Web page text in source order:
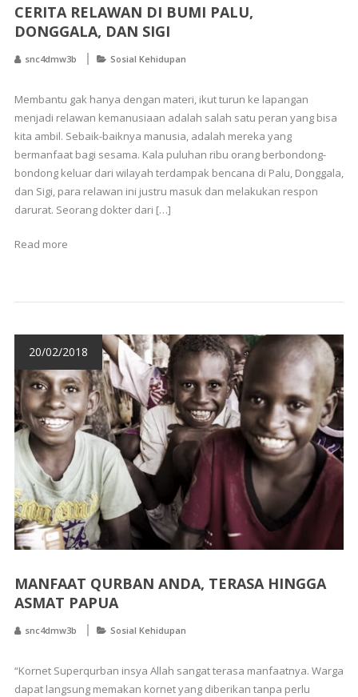
CERITA RELAWAN DI BUMI PALU,
DONGGALA, DAN SIGI
snc4dmw3b Sosial Kehidupan
Membantu gak hanya dengan materi, ikut turun ke lapangan
menjadi relawan kemanusiaan adalah salah satu peran yang bisa
kita ambil. Sebaik-baiknya manusia, adalah mereka yang
bermanfaat bagi sesama. Kala puluhan ribu orang berbondong-
bondong keluar dari wilayah terdampak bencana di Palu, Donggala,
dan Sigi, para relawan ini justru masuk dan melakukan respon
darurat. Seorang dokter dari […]
Read more
20/02/2018
MANFAAT QURBAN ANDA, TERASA HINGGA
ASMAT PAPUA
snc4dmw3b Sosial Kehidupan
“Kornet Superqurban insya Allah sangat terasa manfaatnya. Warga
dapat langsung memakan kornet yang diberikan tanpa perlu